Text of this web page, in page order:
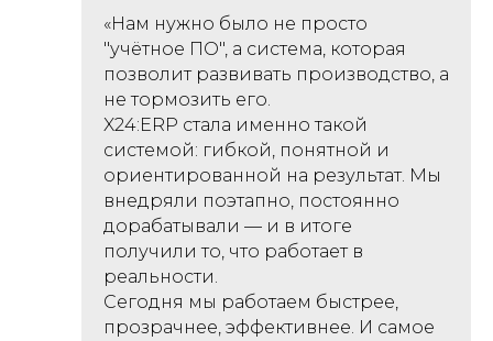
«Нам нужно было не просто
"учётное ПО", а система, которая
позволит развивать производство, а
не тормозить его.
X24:ERP стала именно такой
системой: гибкой, понятной и
ориентированной на результат. Мы
внедряли поэтапно, постоянно
дорабатывали — и в итоге
получили то, что работает в
реальности.
Сегодня мы работаем быстрее,
прозрачнее, эффективнее. И самое